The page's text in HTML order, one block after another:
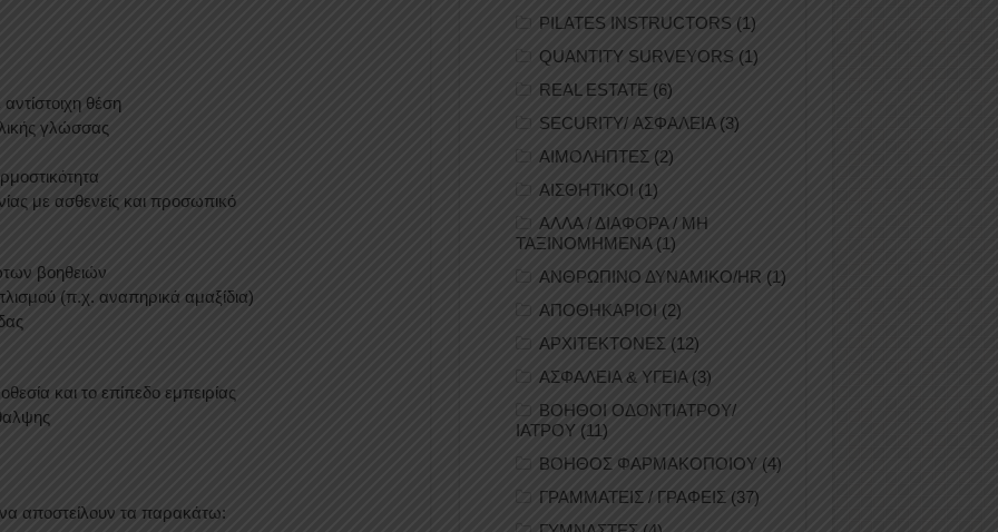
θέση
γλώσσας
με ασθενείς και προσωπικό
βοηθειών
(π.χ. αναπηρικά αμαξίδια)
και το επίπεδο εμπειρίας
αποστείλουν τα παρακάτω:
PILATES INSTRUCTORS (1)
QUANTITY SURVEYORS (1)
REAL ESTATE (6)
SECURITY/ ΑΣΦΑΛΕΙΑ(3)
ΑΙΜΟΛΗΠΤΕΣ (2)
ΑΙΣΘΗΤΙΚΟΙ (1)
ΑΛΛΑ / ΔΙΑΦΟΡΑ / ΜΗ
ΤΑΞΙΝΟΜΗΜΕΝΑ(1)
ΑΝΘΡΩΠΙΝΟ ΔΥΝΑΜΙΚΟ/HR (1)
ΑΠΟΘΗΚΑΡΙΟΙ (2)
ΑΡΧΙΤΕΚΤΟΝΕΣ (12)
ΑΣΦΑΛΕΙΑ & ΥΓΕΙΑ (3)
ΒΟΗΘΟΙ ΟΔΟΝΤΙΑΤΡΟΥ/
ΙΑΤΡΟΥ(11)
ΒΟΗΘΟΣ ΦΑΡΜΑΚΟΠΟΙΟΥ (4)
ΓΡΑΜΜΑΤΕΙΣ / ΓΡΑΦΕΙΣ (37)